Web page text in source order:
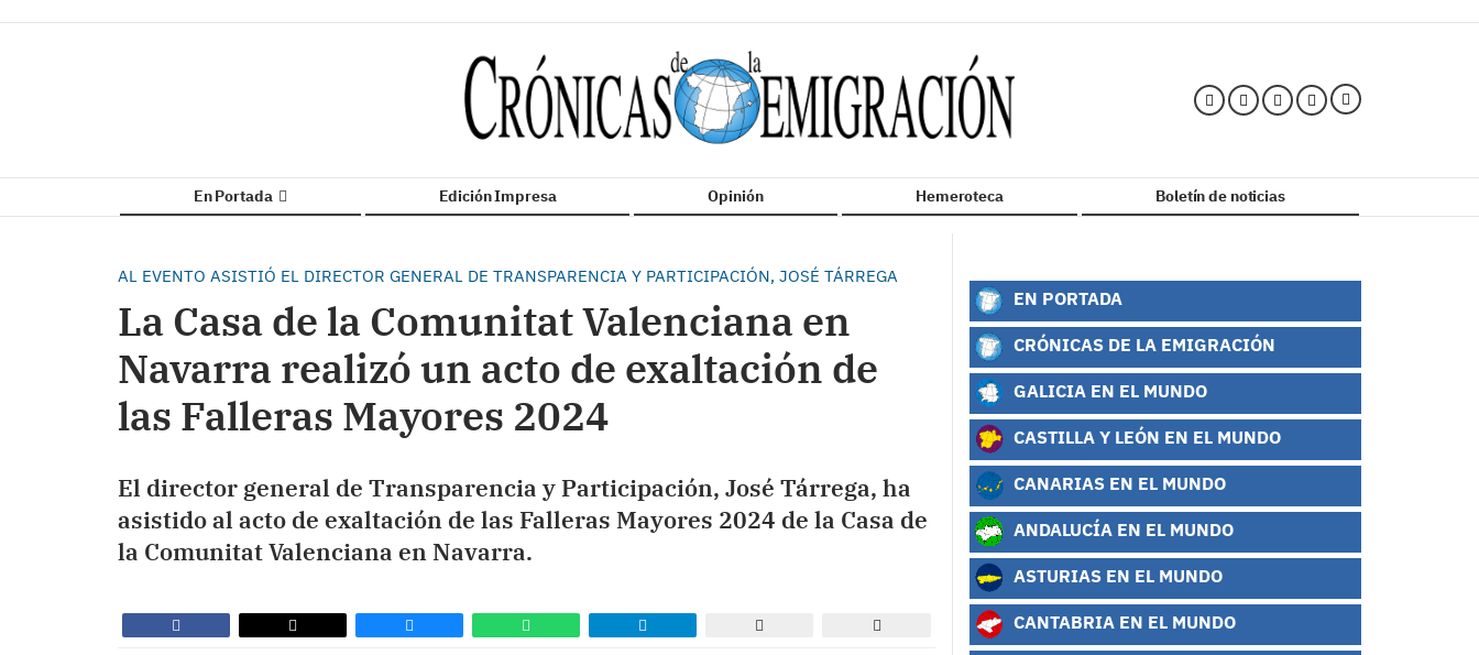
En Portada Edición Impresa Opinión Hemeroteca Boletín de noticias
AL EVENTO ASISTIÓ EL DIRECTOR GENERAL DE TRANSPARENCIA Y PARTICIPACIÓN, JOSÉ TÁRREGA
La Casa de la Comunitat Valenciana en
Navarra realizó un acto de exaltación de
las Falleras Mayores 2024
El director general de Transparencia y Participación, José Tárrega, ha
asistido al acto de exaltación de las Falleras Mayores 2024 de la Casa de
la Comunitat Valenciana en Navarra.
EN PORTADA
CRÓNICAS DE LA EMIGRACIÓN
GALICIA EN EL MUNDO
CASTILLA Y LEÓN EN EL MUNDO
CANARIAS EN EL MUNDO
ANDALUCÍA EN EL MUNDO
ASTURIAS EN EL MUNDO
CANTABRIA EN EL MUNDO